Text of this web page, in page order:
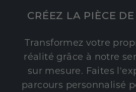
CRÉEZ LA PIÈCE
Transformez votre
réalité grâce à notre
sur mesure. Faites
parcours personnalisé